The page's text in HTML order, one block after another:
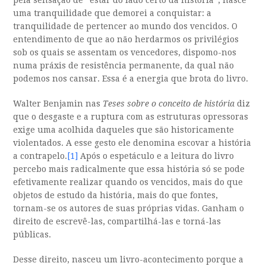
uma tranquilidade que demorei a conquistar: a
tranquilidade de pertencer ao mundo dos vencidos. O
entendimento de que ao não herdarmos os privilégios
sob os quais se assentam os vencedores, dispomo-nos
numa práxis de resistência permanente, da qual não
podemos nos cansar. Essa é a energia que brota do livro.
Walter Benjamin nas Teses sobre o conceito de história diz
que o desgaste e a ruptura com as estruturas opressoras
exige uma acolhida daqueles que são historicamente
violentados. A esse gesto ele denomina escovar a história
a contrapelo. [1] Após o espetáculo e a leitura do livro
percebo mais radicalmente que essa história só se pode
efetivamente realizar quando os vencidos, mais do que
objetos de estudo da história, mais do que fontes,
tornam-se os autores de suas próprias vidas. Ganham o
direito de escrevê-las, compartilhá-las e torná-las
públicas.
Desse direito, nasceu um livro-acontecimento porque a